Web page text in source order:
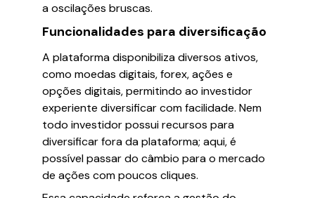
a oscilações bruscas.
Funcionalidades para diversificação
A plataforma disponibiliza diversos ativos,
como moedas digitais, forex, ações e
opções digitais, permitindo ao investidor
experiente diversificar com facilidade. Nem
todo investidor possui recursos para
diversificar fora da plataforma; aqui, é
possível passar do câmbio para o mercado
de ações com poucos cliques.